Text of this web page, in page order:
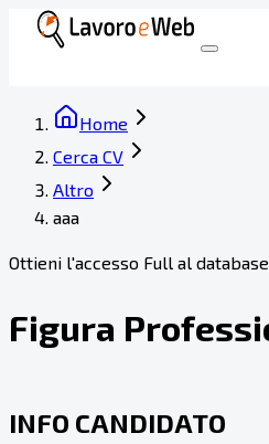
Home
Cerca CV
Altro
aaa
Ottieni l'accesso Full al database
Figura
INFO CANDIDATO